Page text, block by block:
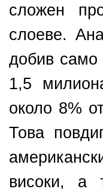
сложен
слоеве.
добив само
1,5
около 8%
Това
високи, а